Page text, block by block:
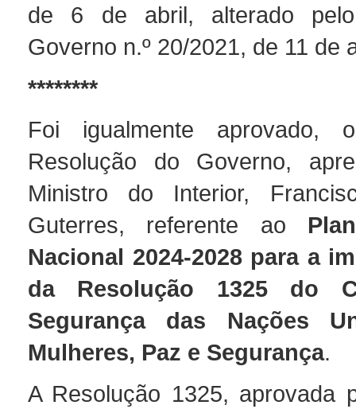
de 6 de abril, alterado
Governo n.º 20/2021, de 11 de
********
Foi igualmente aprovado,
Resolução do Governo,
Ministro do Interior,
Guterres, referente ao
Nacional 2024-2028 para a
da Resolução 1325 do
Segurança das Nações
Mulheres, Paz e Segurança.
A Resolução 1325, aprovada